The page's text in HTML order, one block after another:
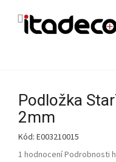
o
s
t
r
a
Podložka
2mm
Kód: E003210015
Průměrné
1 hodnoceníPodrobnosti